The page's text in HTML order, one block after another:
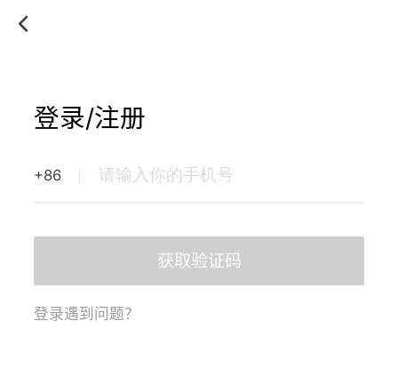
登录/注册
+86
获取验证码
登录遇到问题？